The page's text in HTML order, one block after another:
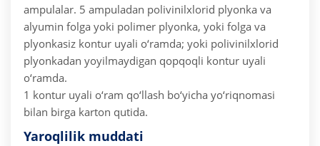
ampulalar. 5 ampuladan polivinilxlorid plyonka va
alyumin folga yoki polimer plyonka, yoki folga va
plyonkasiz kontur uyali o‘ramda; yoki polivinilxlorid
plyonkadan yoyilmaydigan qopqoqli kontur uyali
o‘ramda.
1 kontur uyali o‘ram qo‘llash bo‘yicha yo‘riqnomasi
bilan birga karton qutida.
Yaroqlilik muddati